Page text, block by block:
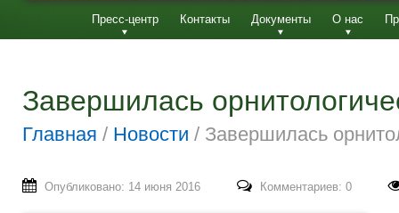
Пресс-центр Контакты Документы О нас
Завершилась
Главная / Новости / Завершилась
Опубликовано: 14 июня 2016 Комментариев: 0